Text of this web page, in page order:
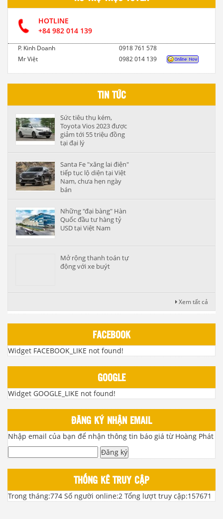
HOTLINE
+84 982 014 139
P. Kinh Doanh
0918 761 578
Mr Việt
0982 014 139
TIN TỨC
Sức tiêu thụ kém,
Toyota Vios 2023 được
giảm tới 55 triệu đồng
tại đại lý
Santa Fe "xăng lai điện"
tiếp tục lộ diện tại Việt
Nam, chưa hẹn ngày
bán
Những "đại bàng" Hàn
Quốc đầu tư hàng tỷ
USD tại Việt Nam
Mở rộng thanh toán tự
động với xe buýt
Xem tất cả
FACEBOOK
Widget FACEBOOK_LIKE not found!
GOOGLE
Widget GOOGLE_LIKE not found!
ĐĂNG KÝ NHẬN EMAIL
Nhập email của bạn để nhận thông tin báo giá từ Hoàng Phát
Đăng ký
THỐNG KÊ TRUY CẬP
Trong tháng:774 Số người online:2 Tổng lượt truy cập:157671